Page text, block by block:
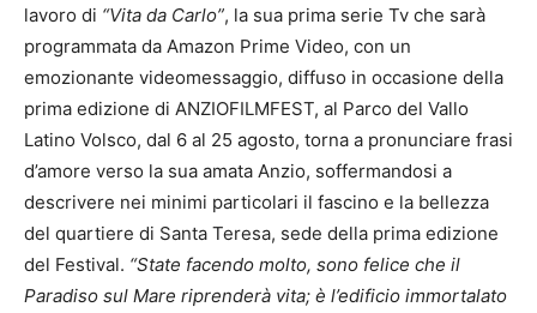
lavoro di “Vita da Carlo”, la sua prima serie Tv che sarà
programmata da Amazon Prime Video, con un
emozionante videomessaggio, diffuso in occasione della
prima edizione di ANZIOFILMFEST, al Parco del Vallo
Latino Volsco, dal 6 al 25 agosto, torna a pronunciare frasi
d’amore verso la sua amata Anzio, soffermandosi a
descrivere nei minimi particolari il fascino e la bellezza
del quartiere di Santa Teresa, sede della prima edizione
del Festival. “State facendo molto, sono felice che il
Paradiso sul Mare riprenderà vita; è l’edificio immortalato